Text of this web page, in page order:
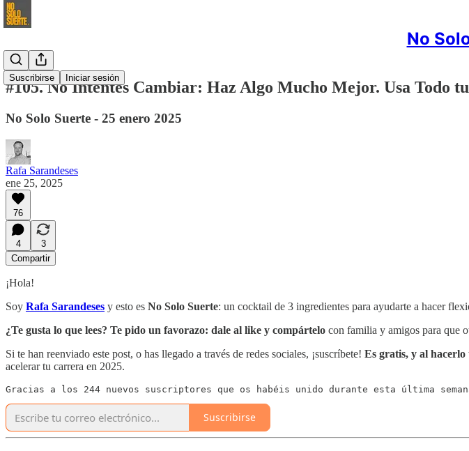
No
Suscribirse Iniciar sesión
#105. No Intentes Cambiar: Haz Algo Mucho Mejor. Usa Todo
No Solo Suerte - 25 enero 2025
Rafa Sarandeses
ene 25, 2025
76
4
3
Compartir
¡Hola!
Soy Rafa Sarandeses y esto es No Solo Suerte: un cocktail de 3 ingredientes para ayudarte a hacer
¿Te gusta lo que lees? Te pido un favorazo: dale al like y compártelo con familia y amigos para que
Si te han reenviado este post, o has llegado a través de redes sociales, ¡suscríbete! Es gratis, y al hacerlo
acelerar tu carrera en 2025.
Gracias a los 244 nuevos suscriptores que os habéis unido durante esta última
Suscribirse